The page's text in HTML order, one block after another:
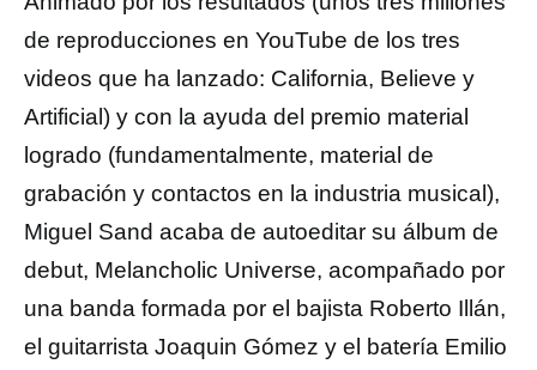
de reproducciones en YouTube de los tres
videos que ha lanzado: California, Believe y
Artificial) y con la ayuda del premio material
logrado (fundamentalmente, material de
grabación y contactos en la industria musical),
Miguel Sand acaba de autoeditar su álbum de
debut, Melancholic Universe, acompañado por
una banda formada por el bajista Roberto Illán,
el guitarrista Joaquin Gómez y el batería Emilio